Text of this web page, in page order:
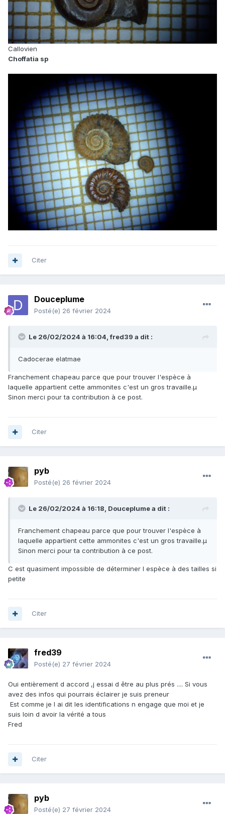
Callovien
Choffatia sp
Citer
Douceplume
Posté(e) 26 février 2024
Le 26/02/2024 à 16:04,fred39 a dit :
Cadocerae elatmae
Franchement chapeau parce que pour trouver l'espèce à
laquelle appartient cette ammonites c'est un gros travaille.µ
Sinon merci pour ta contribution à ce post.
Citer
pyb
Posté(e) 26 février 2024
Le 26/02/2024 à 16:18, Douceplumea dit :
Franchement chapeau parce que pour trouver l'espèce à
laquelle appartient cette ammonites c'est un gros travaille.µ
Sinon merci pour ta contribution à ce post.
C est quasiment impossible de déterminer l espèce à des tailles si
petite
Citer
fred39
Posté(e) 27 février 2024
Oui entièrement d accord ,j essai d être au plus prés .... Si vous
avez des infos qui pourrais éclairer je suis preneur
Est comme je l ai dit les identifications n engage que moi et je
suis loin d avoir la vérité a tous
Fred
Citer
pyb
Posté(e) 27 février 2024